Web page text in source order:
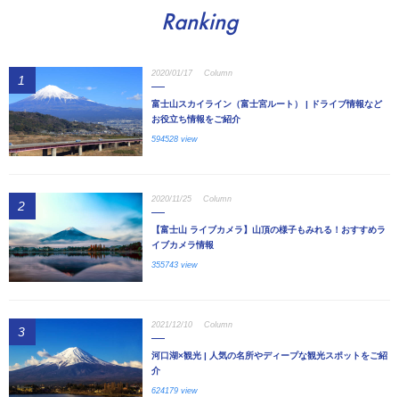
Ranking
1 2020/01/17 Column
富士山スカイライン（富士宮ルート） | ドライブ情報など
お役立ち情報をご紹介
594528 view
2 2020/11/25 Column
【富士山 ライブカメラ】山頂の様子もみれる！おすすめラ
イブカメラ情報
355743 view
3 2021/12/10 Column
河口湖×観光 | 人気の名所やディープな観光スポットをご紹
介
624179 view